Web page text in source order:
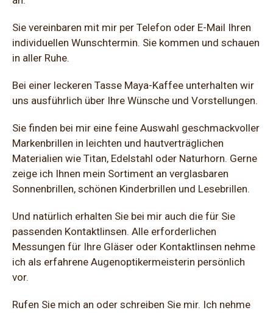
Sie vereinbaren mit mir per Telefon oder E-Mail Ihren
individuellen Wunschtermin. Sie kommen und schauen
in aller Ruhe.
Bei einer leckeren Tasse Maya-Kaffee unterhalten wir
uns ausführlich über Ihre Wünsche und Vorstellungen.
Sie finden bei mir eine feine Auswahl geschmackvoller
Markenbrillen in leichten und hautverträglichen
Materialien wie Titan, Edelstahl oder Naturhorn. Gerne
zeige ich Ihnen mein Sortiment an verglasbaren
Sonnenbrillen, schönen Kinderbrillen und Lesebrillen.
Und natürlich erhalten Sie bei mir auch die für Sie
passenden Kontaktlinsen. Alle erforderlichen
Messungen für Ihre Gläser oder Kontaktlinsen nehme
ich als erfahrene Augenoptikermeisterin persönlich
vor.
Rufen Sie mich an oder schreiben Sie mir. Ich nehme